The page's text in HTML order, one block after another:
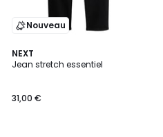
Nouveau
NEXT
Jean stretch essentiel
31,00 €